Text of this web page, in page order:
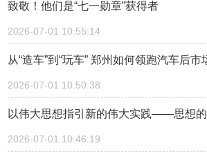
致敬！他们是“七一勋章”获得者
2026-07-01 10:55:14
从“造车”到“玩车” 郑州如何领跑汽车后市
2026-07-01 10:50:38
以伟大思想指引新的伟大实践——思想
2026-07-01 10:46:19